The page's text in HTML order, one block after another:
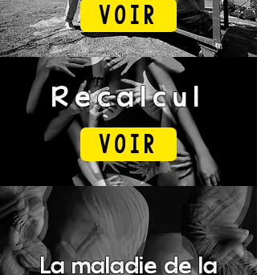
Voir
Recalcul
Voir
La maladie de la